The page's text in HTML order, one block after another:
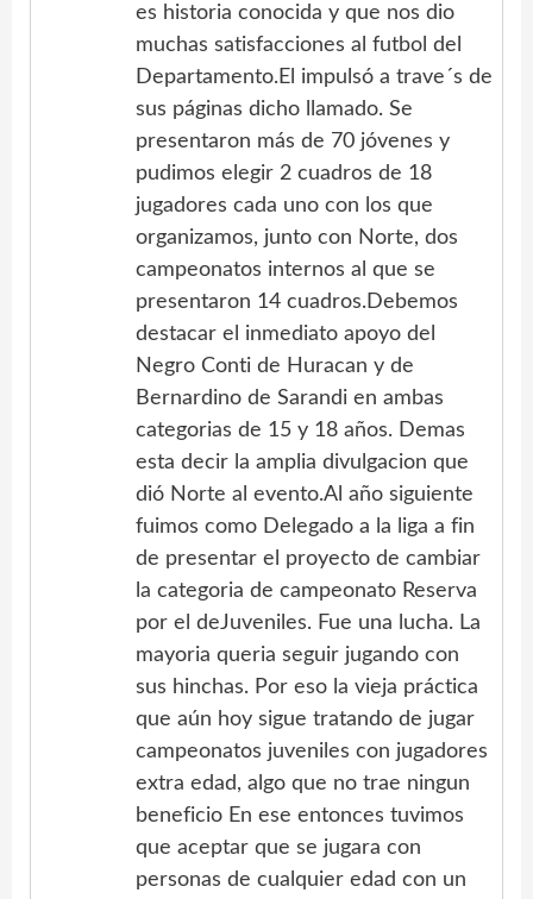
es historia conocida y que nos dio
muchas satisfacciones al futbol del
Departamento.El impulsó a trave´s de
sus páginas dicho llamado. Se
presentaron más de 70 jóvenes y
pudimos elegir 2 cuadros de 18
jugadores cada uno con los que
organizamos, junto con Norte, dos
campeonatos internos al que se
presentaron 14 cuadros.Debemos
destacar el inmediato apoyo del
Negro Conti de Huracan y de
Bernardino de Sarandi en ambas
categorias de 15 y 18 años. Demas
esta decir la amplia divulgacion que
dió Norte al evento.Al año siguiente
fuimos como Delegado a la liga a fin
de presentar el proyecto de cambiar
la categoria de campeonato Reserva
por el deJuveniles. Fue una lucha. La
mayoria queria seguir jugando con
sus hinchas. Por eso la vieja práctica
que aún hoy sigue tratando de jugar
campeonatos juveniles con jugadores
extra edad, algo que no trae ningun
beneficio En ese entonces tuvimos
que aceptar que se jugara con
personas de cualquier edad con un